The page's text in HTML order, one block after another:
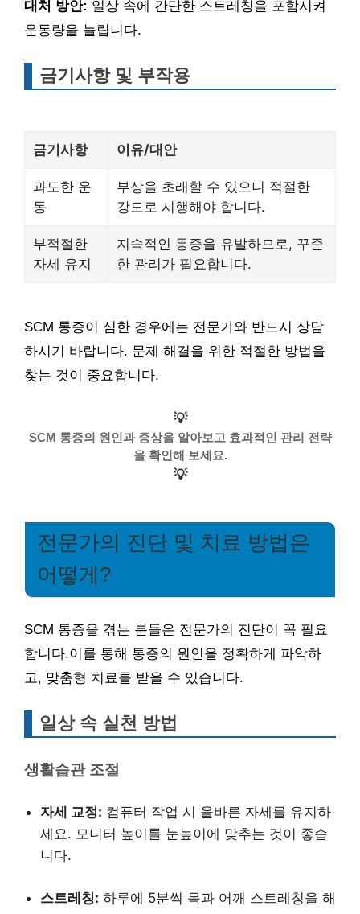
대처 방안: 일상 속에 간단한 스트레칭을 포함시켜
운동량을 늘립니다.
금기사항 및 부작용
금기사항 이유/대안
과도한 운
동
부상을 초래할 수 있으니 적절한
강도로 시행해야 합니다.
부적절한
자세 유지
지속적인 통증을 유발하므로, 꾸준
한 관리가 필요합니다.
SCM 통증이 심한 경우에는 전문가와 반드시 상담
하시기 바랍니다. 문제 해결을 위한 적절한 방법을
찾는 것이 중요합니다.
💡
SCM 통증의 원인과 증상을 알아보고 효과적인 관리 전략
을 확인해 보세요.
💡
전문가의 진단 및 치료 방법은
어떻게?
SCM 통증을 겪는 분들은 전문가의 진단이 꼭 필요
합니다.이를 통해 통증의 원인을 정확하게 파악하
고, 맞춤형 치료를 받을 수 있습니다.
일상 속 실천 방법
생활습관 조절
자세 교정: 컴퓨터 작업 시 올바른 자세를 유지하
세요. 모니터 높이를 눈높이에 맞추는 것이 좋습
니다.
스트레칭: 하루에 5분씩 목과 어깨 스트레칭을 해